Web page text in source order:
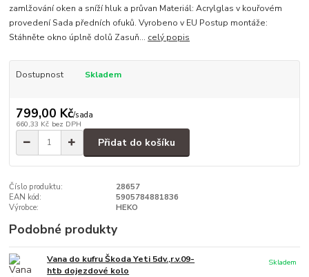
zamlžování oken a sníží hluk a průvan Materiál: Acrylglas v kouřovém
provedení Sada předních ofuků. Vyrobeno v EU Postup montáže:
Stáhněte okno úplně dolů Zasuň... celý popis
Dostupnost Skladem
799,00 Kč/sada
660,33 Kč bez DPH
Přidat do košíku
Číslo produktu:
28657
EAN kód:
5905784881836
Výrobce:
HEKO
Podobné produkty
Vana do kufru Škoda Yeti 5dv.,r.v.09-
htb dojezdové kolo
Skladem